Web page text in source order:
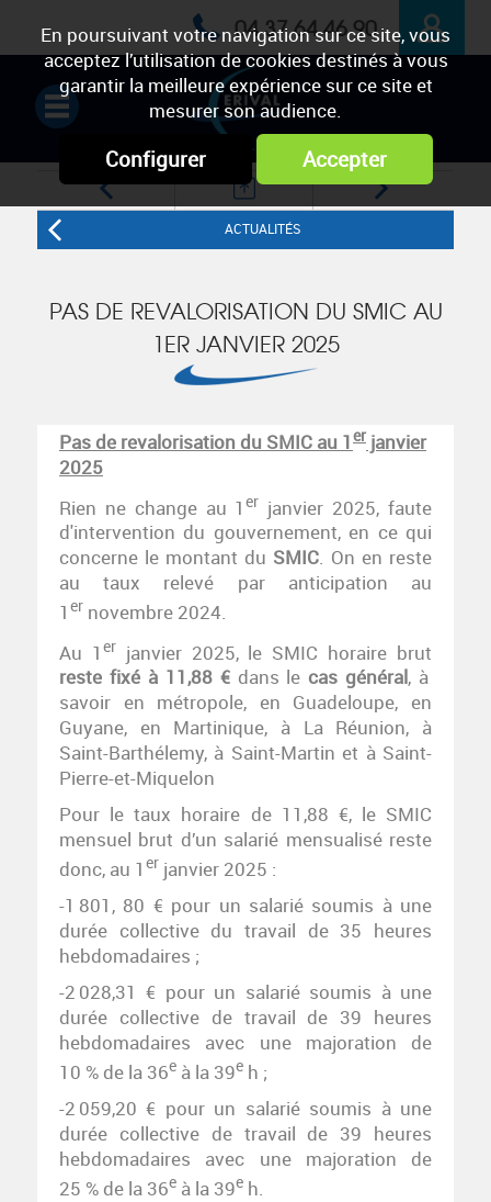
En poursuivant votre navigation sur ce site, vous
acceptez l’utilisation de cookies destinés à vous
garantir la meilleure expérience sur ce site et
mesurer son audience.
Configurer Accepter
ESPACE
PRIVÉ
04 37 64 46 90
ACTUALITÉS
PAS DE REVALORISATION DU SMIC AU
1ER JANVIER 2025
Pas de revalorisation du SMIC au 1er janvier
2025
Rien ne change au 1er janvier 2025, faute
d'intervention du gouvernement, en ce qui
concerne le montant du SMIC. On en reste
au taux relevé par anticipation au
1 er novembre 2024.
Au 1 erjanvier 2025, le SMIC horaire brut
reste fixé à 11,88 € dans le cas général, à
savoir en métropole, en Guadeloupe, en
Guyane, en Martinique, à La Réunion, à
Saint-Barthélemy, à Saint-Martin et à Saint-
Pierre-et-Miquelon
Pour le taux horaire de 11,88 €, le SMIC
mensuel brut d’un salarié mensualisé reste
donc, au 1 er janvier 2025 :
-1 801, 80 € pour un salarié soumis à une
durée collective du travail de 35 heures
hebdomadaires ;
-2 028,31 € pour un salarié soumis à une
durée collective de travail de 39 heures
hebdomadaires avec une majoration de
10 % de la 36e à la 39e h ;
-2 059,20 € pour un salarié soumis à une
durée collective de travail de 39 heures
hebdomadaires avec une majoration de
25 % de la 36e à la 39e h.